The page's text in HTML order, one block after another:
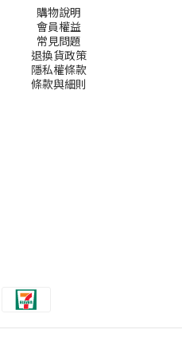
購物說明
會員權益
常見問題
退換貨政策
隱私權條款
條款與細則